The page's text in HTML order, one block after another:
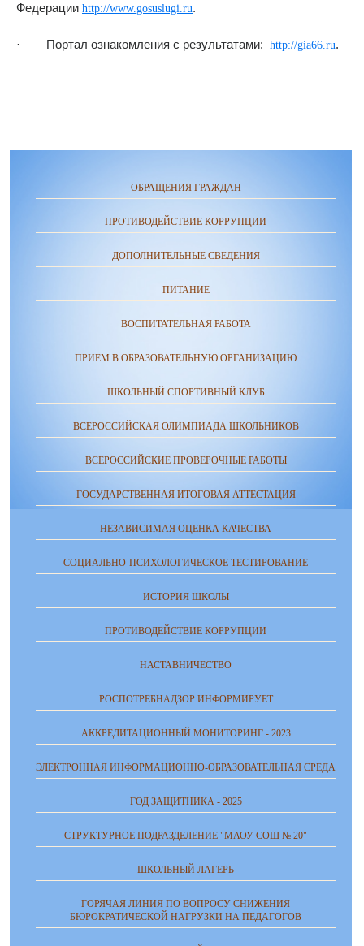
Федерации http://www.gosuslugi.ru.
· Портал ознакомления с результатами: http://gia66.ru.
ОБРАЩЕНИЯ ГРАЖДАН
ПРОТИВОДЕЙСТВИЕ КОРРУПЦИИ
ДОПОЛНИТЕЛЬНЫЕ СВЕДЕНИЯ
ПИТАНИЕ
ВОСПИТАТЕЛЬНАЯ РАБОТА
ПРИЕМ В ОБРАЗОВАТЕЛЬНУЮ ОРГАНИЗАЦИЮ
ШКОЛЬНЫЙ СПОРТИВНЫЙ КЛУБ
ВСЕРОССИЙСКАЯ ОЛИМПИАДА ШКОЛЬНИКОВ
ВСЕРОССИЙСКИЕ ПРОВЕРОЧНЫЕ РАБОТЫ
ГОСУДАРСТВЕННАЯ ИТОГОВАЯ АТТЕСТАЦИЯ
НЕЗАВИСИМАЯ ОЦЕНКА КАЧЕСТВА
СОЦИАЛЬНО-ПСИХОЛОГИЧЕСКОЕ ТЕСТИРОВАНИЕ
ИСТОРИЯ ШКОЛЫ
ПРОТИВОДЕЙСТВИЕ КОРРУПЦИИ
НАСТАВНИЧЕСТВО
РОСПОТРЕБНАДЗОР ИНФОРМИРУЕТ
АККРЕДИТАЦИОННЫЙ МОНИТОРИНГ - 2023
ЭЛЕКТРОННАЯ ИНФОРМАЦИОННО-ОБРАЗОВАТЕЛЬНАЯ СРЕДА
ГОД ЗАЩИТНИКА - 2025
СТРУКТУРНОЕ ПОДРАЗДЕЛЕНИЕ "МАОУ СОШ № 20"
ШКОЛЬНЫЙ ЛАГЕРЬ
ГОРЯЧАЯ ЛИНИЯ ПО ВОПРОСУ СНИЖЕНИЯ
БЮРОКРАТИЧЕСКОЙ НАГРУЗКИ НА ПЕДАГОГОВ